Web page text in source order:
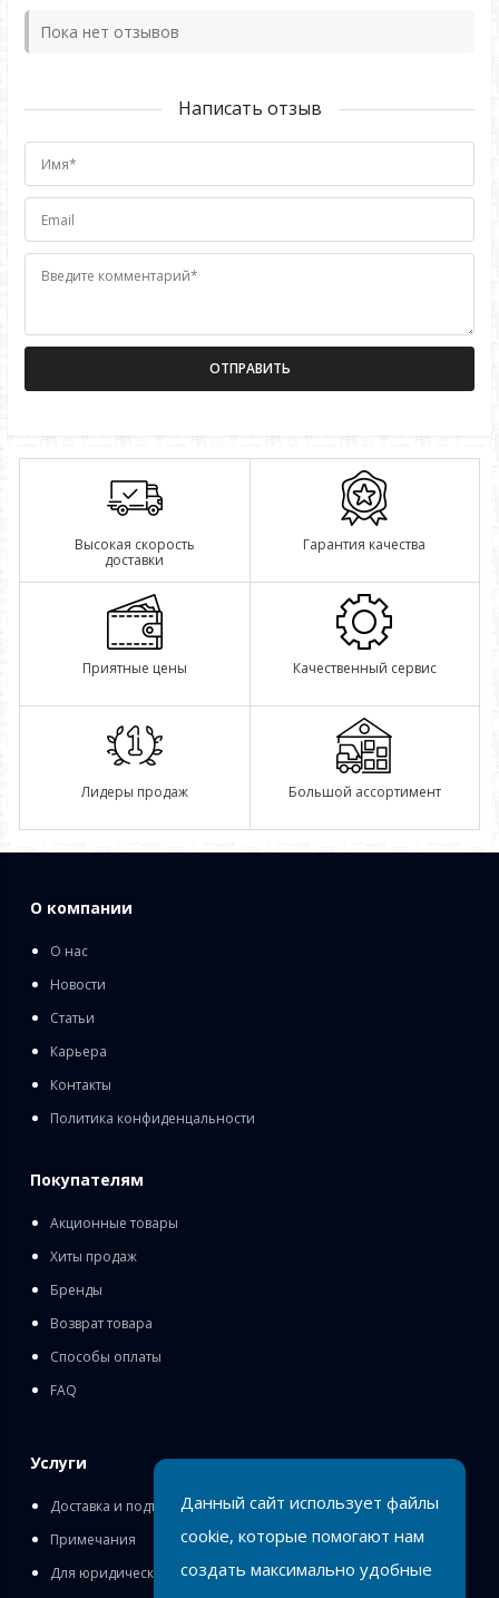
Пока нет отзывов
Написать отзыв
Имя*
Email
Введите комментарий*
Высокая скорость
доставки
Гарантия качества
Приятные цены Качественный сервис
Лидеры продаж Большой ассортимент
О компании
О нас
Новости
Статьи
Карьера
Контакты
Политика конфиденцальности
Покупателям
Акционные товары
Хиты продаж
Бренды
Возврат товара
Способы оплаты
FAQ
Услуги
Доставка и подъём
Примечания
Для юридических лиц
Данный сайт использует файлы
cookie, которые помогают нам
создать максимально удобные